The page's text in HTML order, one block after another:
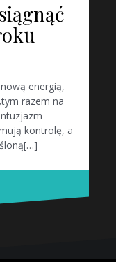
energią,
razem na
kontrolę, a